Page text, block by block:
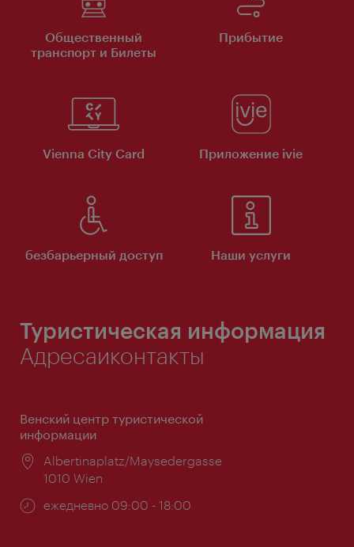
Общественный
транспорт и Билеты
Прибытие
Vienna City Card Приложение ivie
безбарьерный доступ Наши услуги
Туристическая информация
Адресаиконтакты
Венский центр туристической
информации
Расположение:
Albertinaplatz/Maysedergasse
1010 Wien
Часы
ежедневно 09:00 - 18:00